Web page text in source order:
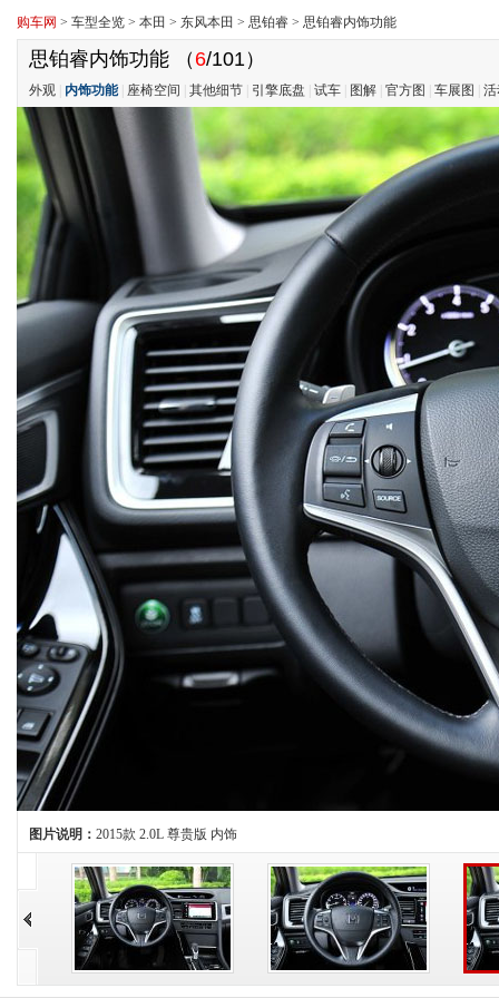
购车网 > 车型全览 > 本田 > 东风本田 > 思铂睿 > 思铂睿内饰功能
思铂睿内饰功能 （ 6/101）
外观 内饰功能| 座椅空间 其他细节 引擎底盘 试车 图解 官方图 车展图
图片说明： 2015款 2.0L 尊贵版 内饰